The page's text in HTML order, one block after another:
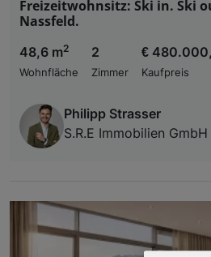
Freizeitwohnsitz: Ski in. Ski
Nassfeld.
48,6 m2
Wohnfläche
2
Zimmer
€
Kaufpreis
Philipp Strasser
S.R.E Immobilien GmbH